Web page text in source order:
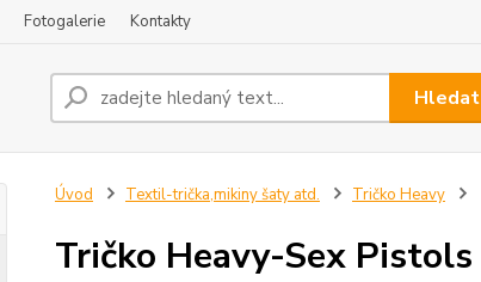
Fotogalerie Kontakty
Hledat
Úvod Textil-trička,mikiny šaty atd. Tričko Heavy
Tričko Heavy-Sex Pistols